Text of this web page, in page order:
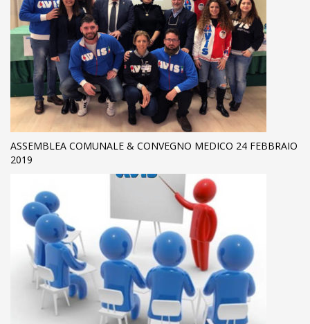
ASSEMBLEA COMUNALE & CONVEGNO MEDICO 24 FEBBRAIO
2019